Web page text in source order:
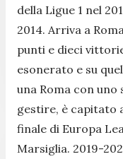
della Ligue 1 nel
2014. Arriva a
punti e dieci
esonerato e su
una Roma con
gestire, è capitato
finale di Europa
Marsiglia. 2019-